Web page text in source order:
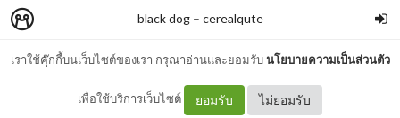
เราใช้คุ๊กกี้บนเว็บไซต์ของเรา กรุณาอ่านและยอมรับนโยบายความเป็นส่วนตัว
เพื่อใช้บริการเว็บไซต์ ยอมรับ ไม่ยอมรับ
black dog– cerealqute
black dog